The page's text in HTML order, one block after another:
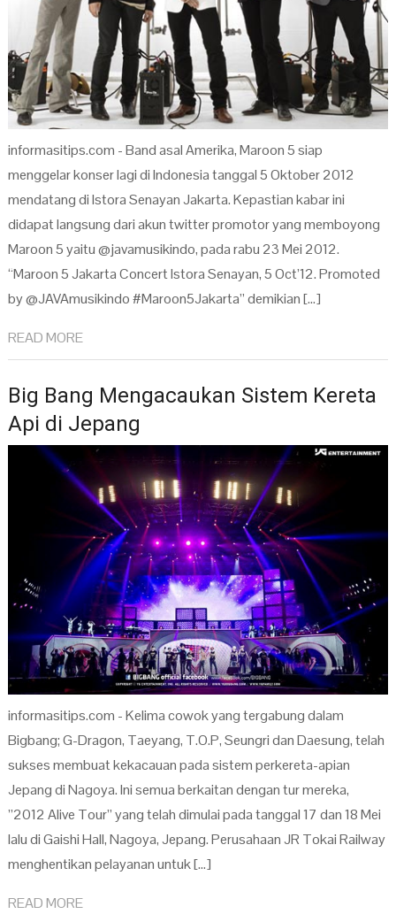
informasitips.com - Band asal Amerika, Maroon 5 siap
menggelar konser lagi di Indonesia tanggal 5 Oktober 2012
mendatang di Istora Senayan Jakarta. Kepastian kabar ini
didapat langsung dari akun twitter promotor yang memboyong
Maroon 5 yaitu @javamusikindo, pada rabu 23 Mei 2012.
“Maroon 5 Jakarta Concert Istora Senayan, 5 Oct’12. Promoted
by @JAVAmusikindo #Maroon5Jakarta” demikian […]
READ MORE
Big Bang Mengacaukan Sistem Kereta
Api di Jepang
informasitips.com - Kelima cowok yang tergabung dalam
Bigbang; G-Dragon, Taeyang, T.O.P, Seungri dan Daesung, telah
sukses membuat kekacauan pada sistem perkereta-apian
Jepang di Nagoya. Ini semua berkaitan dengan tur mereka,
”2012 Alive Tour” yang telah dimulai pada tanggal 17 dan 18 Mei
lalu di Gaishi Hall, Nagoya, Jepang. Perusahaan JR Tokai Railway
menghentikan pelayanan untuk […]
READ MORE